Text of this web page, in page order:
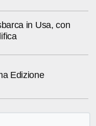
in Usa, con
Edizione